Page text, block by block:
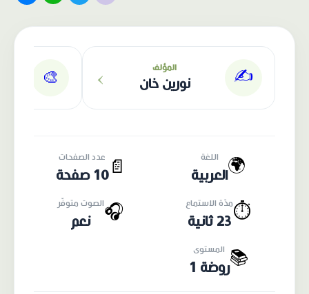
✍️ المؤلف
نورين خان ›
🎨
🌍 اللغة
العربية 📄
عدد الصفحات
10 صفحة
⏱️مدّة الاستماع
23 ثانية
🎧الصوت متوفّر
نعم
📚 المستوى
روضة 1